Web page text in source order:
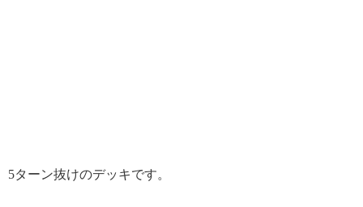
5ターン抜けのデッキです。